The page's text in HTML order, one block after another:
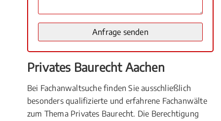
Privates Baurecht Aachen
Bei Fachanwaltsuche finden Sie ausschließlich
besonders qualifizierte und erfahrene Fachanwälte
zum Thema Privates Baurecht. Die Berechtigung